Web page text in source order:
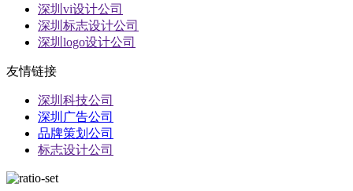
深圳vi设计公司
深圳标志设计公司
深圳logo设计公司
友情链接
深圳科技公司
深圳广告公司
品牌策划公司
标志设计公司